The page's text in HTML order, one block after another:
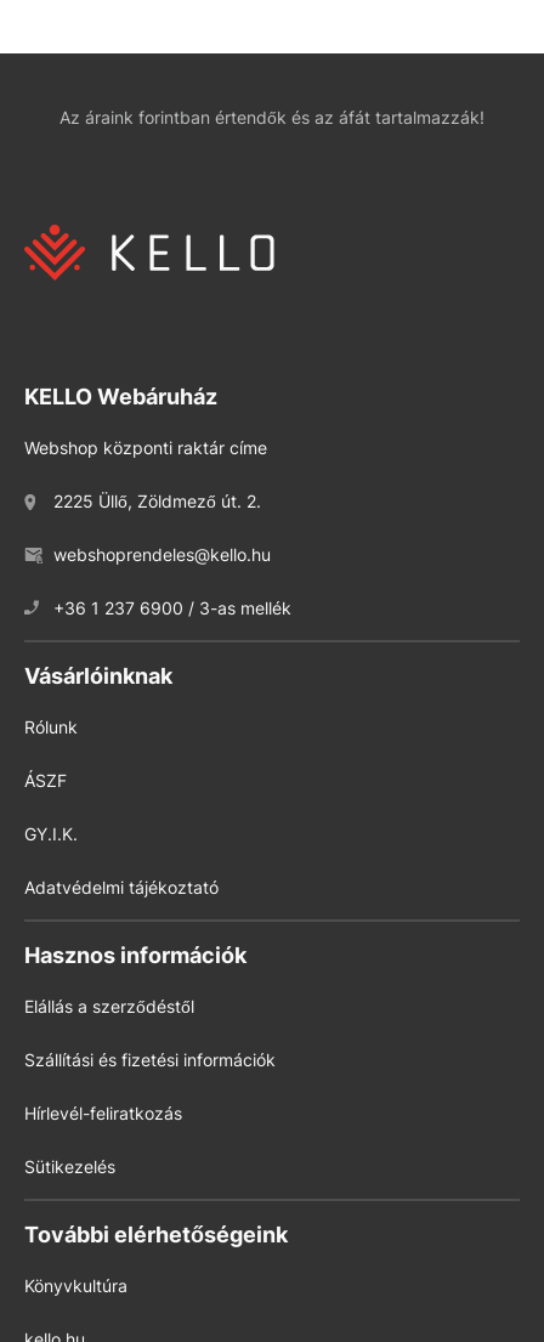
Az áraink forintban értendők és az áfát tartalmazzák!
KELLO Webáruház
Webshop központi raktár címe
2225 Üllő, Zöldmező út. 2.
webshoprendeles@kello.hu
+36 1 237 6900 / 3-as mellék
Vásárlóinknak
Rólunk
ÁSZF
GY.I.K.
Adatvédelmi tájékoztató
Hasznos információk
Elállás a szerződéstől
Szállítási és fizetési információk
Hírlevél-feliratkozás
Sütikezelés
További elérhetőségeink
Könyvkultúra